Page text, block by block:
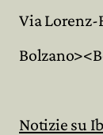
Via Lorenz-
Notizie su